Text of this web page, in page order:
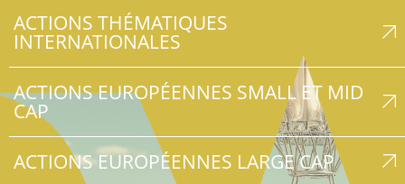
ACTIONS THÉMATIQUES
INTERNATIONALES
ACTIONS EUROPÉENNES SMALL ET MID
CAP
ACTIONS EUROPÉENNES LARGE CAP